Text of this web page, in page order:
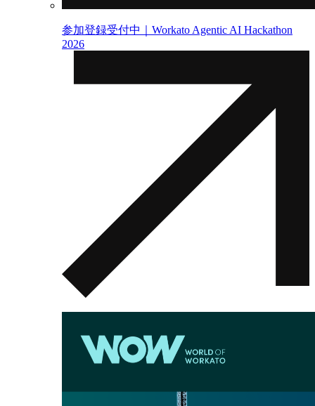
参加登録受付中｜Workato Agentic AI Hackathon
2026